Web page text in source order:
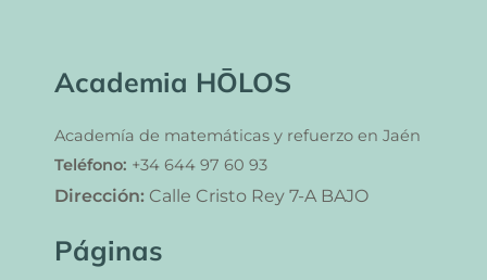
Academia HŌLOS
Academía de matemáticas y refuerzo en Jaén
Teléfono: +34 644 97 60 93
Dirección: Calle Cristo Rey 7-A BAJO
Páginas